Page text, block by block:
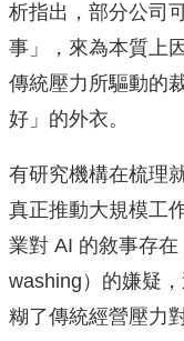
析指出，部分公司
事」，來為本質上
傳統壓力所驅動的
好」的外衣。
有研究機構在梳理
真正推動大規模工
業對 AI 的敘事存
washing）的嫌疑
糊了傳統經營壓力